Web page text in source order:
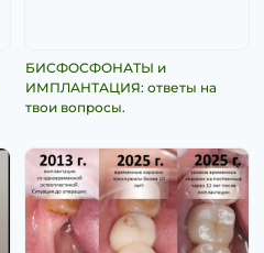
БИСФОСФОНАТЫ и
ИМПЛАНТАЦИЯ: ответы на
твои вопросы.